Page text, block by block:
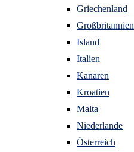
Griechenland
Großbritannien
Island
Italien
Kanaren
Kroatien
Malta
Niederlande
Österreich